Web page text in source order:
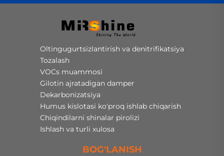
Oltingugurtsizlantirish va denitrifikatsiya
Tozalash
VOCs muammosi
Gilotin ajratadigan damper
Dekarbonizatsiya
Humus kislotasi ko'proq ishlab chiqarish
Chiqindilarni shinalar pirolizi
Ishlash va turli xulosa
BOG'LANISH